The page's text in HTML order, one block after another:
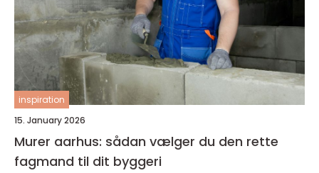
inspiration
15. January 2026
Murer aarhus: sådan vælger du den rette
fagmand til dit byggeri